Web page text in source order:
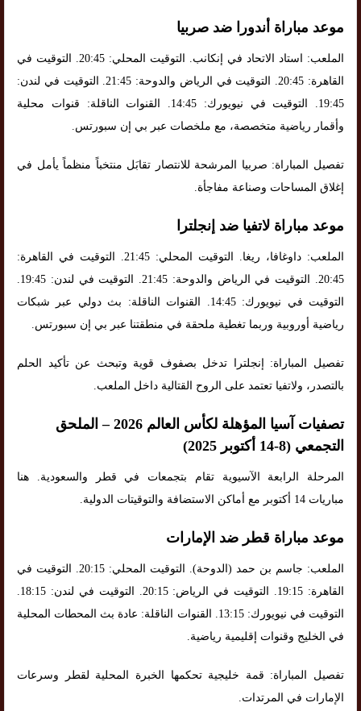
موعد مباراة أندورا ضد صربيا
الملعب: استاد الاتحاد في إنكانب. التوقيت المحلي: 20:45. التوقيت في
القاهرة: 20:45. التوقيت في الرياض والدوحة: 21:45. التوقيت في لندن:
19:45. التوقيت في نيويورك: 14:45. القنوات الناقلة: قنوات محلية
وأقمار رياضية متخصصة، مع ملخصات عبر بي إن سبورتس.
تفصيل المباراة: صربيا المرشحة للانتصار تقابَل منتخباً منظماً يأمل في
إغلاق المساحات وصناعة مفاجأة.
موعد مباراة لاتفيا ضد إنجلترا
الملعب: داوغافا، ريغا. التوقيت المحلي: 21:45. التوقيت في القاهرة:
20:45. التوقيت في الرياض والدوحة: 21:45. التوقيت في لندن: 19:45.
التوقيت في نيويورك: 14:45. القنوات الناقلة: بث دولي عبر شبكات
رياضية أوروبية وربما تغطية ملحقة في منطقتنا عبر بي إن سبورتس.
تفصيل المباراة: إنجلترا تدخل بصفوف قوية وتبحث عن تأكيد الحلم
بالتصدر، ولاتفيا تعتمد على الروح القتالية داخل الملعب.
تصفيات آسيا المؤهلة لكأس العالم 2026 – الملحق
التجمعي (8-14 أكتوبر 2025)
المرحلة الرابعة الآسيوية تقام بتجمعات في قطر والسعودية. هنا
مباريات 14 أكتوبر مع أماكن الاستضافة والتوقيتات الدولية.
موعد مباراة قطر ضد الإمارات
الملعب: جاسم بن حمد (الدوحة). التوقيت المحلي: 20:15. التوقيت في
القاهرة: 19:15. التوقيت في الرياض: 20:15. التوقيت في لندن: 18:15.
التوقيت في نيويورك: 13:15. القنوات الناقلة: عادة بث المحطات المحلية
في الخليج وقنوات إقليمية رياضية.
تفصيل المباراة: قمة خليجية تحكمها الخبرة المحلية لقطر وسرعات
الإمارات في المرتدات.